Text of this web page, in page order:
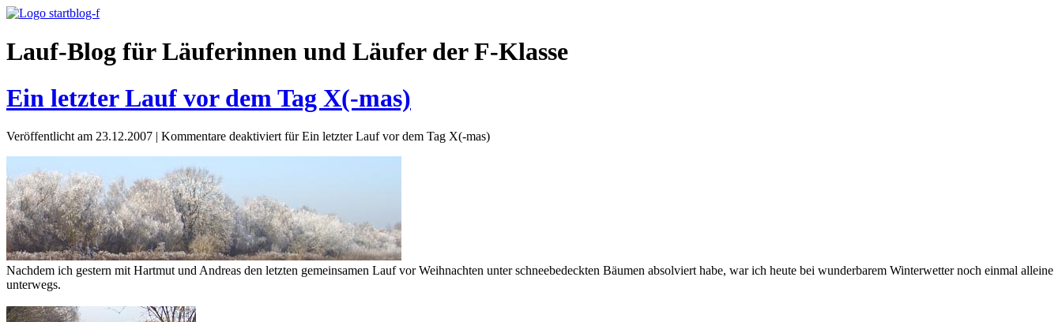
Lauf-Blog für Läuferinnen und Läufer der F-Klasse
Ein letzter Lauf vor dem Tag X(-mas)
Veröffentlicht am 23.12.2007 | Kommentare deaktiviert für Ein letzter Lauf vor dem Tag X(-mas)
Nachdem ich gestern mit Hartmut und Andreas den letzten gemeinsamen Lauf vor Weihnachten unter schneebedeckten Bäumen absolviert habe, war ich heute bei wunderbarem Winterwetter noch einmal alleine
unterwegs.